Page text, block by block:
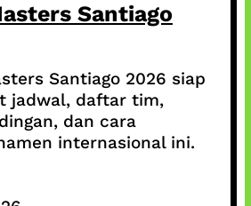
Santiago
Santiago 2026 siap
jadwal, daftar tim,
dan cara
internasional ini.